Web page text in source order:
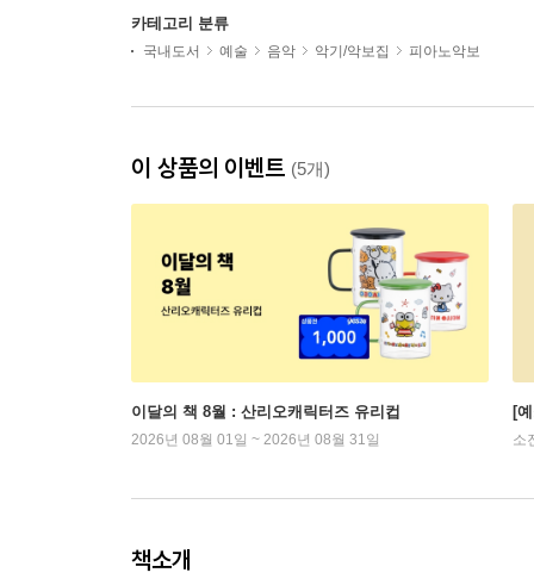
카테고리 분류
국내도서 예술 음악 악기/악보집 피아노악보
이 상품의 이벤트 (5개)
이달의 책 8월 : 산리오캐릭터즈 유리컵
2026년 08월 01일 ~ 2026년 08월 31일
[
소
책소개